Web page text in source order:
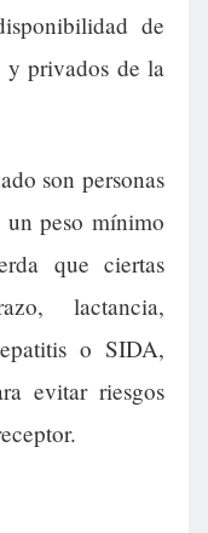
de
y privados de la
son personas
un peso mínimo
que ciertas
lactancia,
o SIDA,
evitar riesgos